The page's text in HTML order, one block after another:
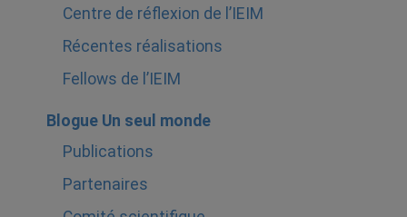
Centre de réflexion de l’IEIM
Récentes réalisations
Fellows de l’IEIM
Blogue Un seul monde
Publications
Partenaires